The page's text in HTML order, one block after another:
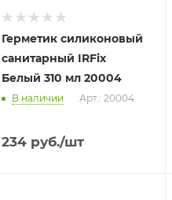
Герметик силиконовый
санитарный IRFix
Белый 310 мл 20004
В наличии Арт.: 20004
234руб./шт